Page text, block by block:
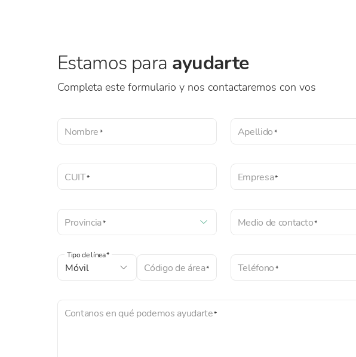
Estamos para ayudarte
Completa este formulario y nos contactaremos con vos
Nombre Apellido
CUIT Empresa
Provincia Medio de contacto
Tipo de línea
Código de área Teléfono
Contanos en qué podemos ayudarte